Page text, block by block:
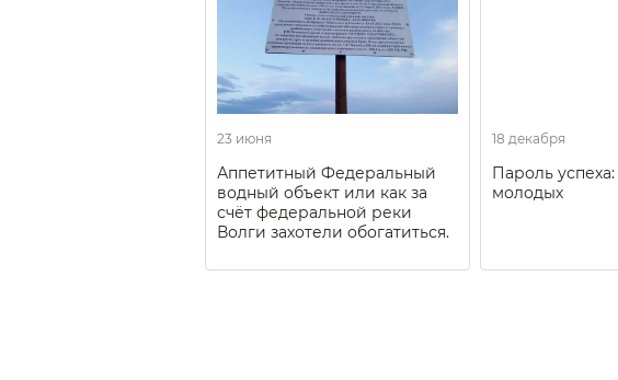
23 июня
Аппетитный Федеральный
водный объект или как за
счёт федеральной реки
Волги захотели обогатиться.
18 декабря
Пароль успеха:
молодых